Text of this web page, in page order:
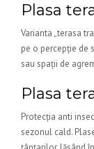
Plasa
Varianta „terasa
pe o percepție de
sau spații de
Plasa
Protecția anti
sezonul cald.